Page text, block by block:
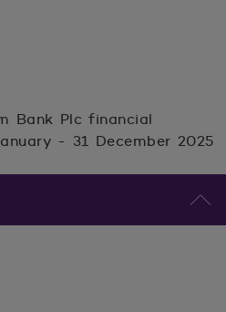
Bank Plc financial
- 31 December 2025